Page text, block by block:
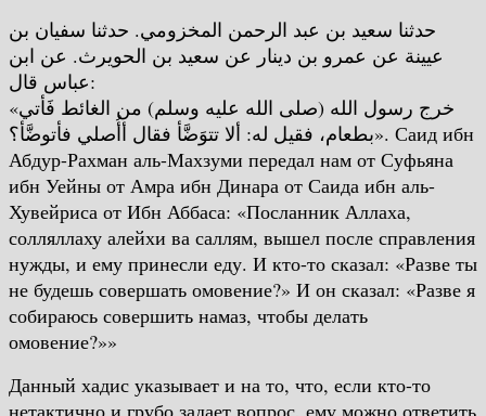
حدثنا سعيد بن عبد الرحمن المخزومي. حدثنا سفيان بن
عيينة عن عمرو بن دينار عن سعيد بن الحويرث. عن ابن
عباس قال:
«خرج رسول الله (صلى الله عليه وسلم) من الغائط فَأتي
بطعام، فقيل له: ألا تتوَضَّأ فقال أأُصلي فأتوضَّأ؟». Саид ибн
Абдур-Рахман аль-Махзуми передал нам от Суфьяна
ибн Уейны от Амра ибн Динара от Саида ибн аль-
Хувейриса от Ибн Аббаса: «Посланник Аллаха,
солляллаху алейхи ва саллям, вышел после справления
нужды, и ему принесли еду. И кто-то сказал: «Разве ты
не будешь совершать омовение?» И он сказал: «Разве я
собираюсь совершить намаз, чтобы делать
омовение?»»
Данный хадис указывает и на то, что, если кто-то
нетактично и грубо задает вопрос, ему можно ответить